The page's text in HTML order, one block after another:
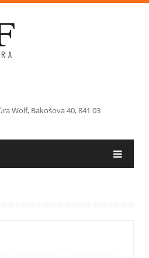
Wolf, Bakošova 40, 841 03